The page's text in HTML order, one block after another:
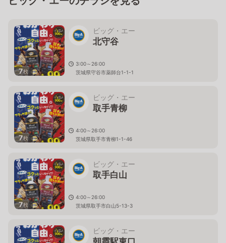
7枚
ビッグ・エー
北守谷
3:00～26:00
茨城県守谷市薬師台1-1-1
7枚
ビッグ・エー
取手青柳
4:00～26:00
茨城県取手市青柳1-1-46
7枚
ビッグ・エー
取手白山
4:00～26:00
茨城県取手市白山5-13-3
ビッグ・エー